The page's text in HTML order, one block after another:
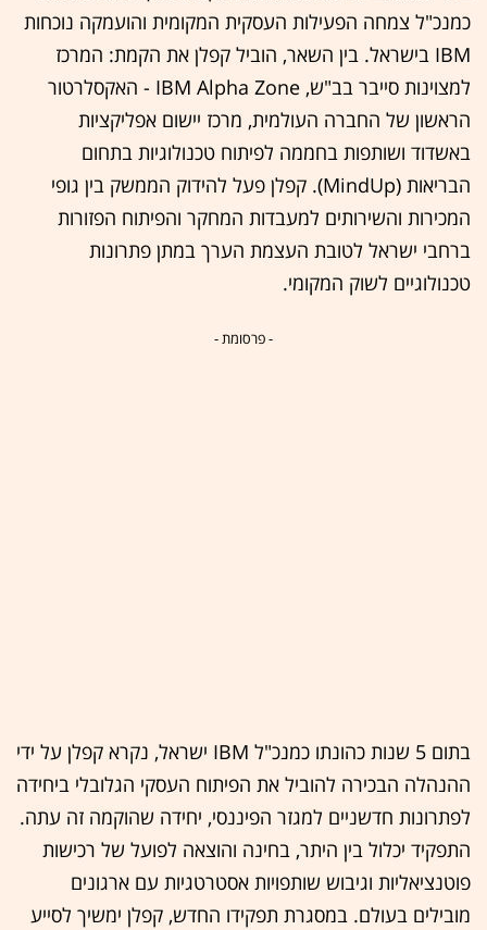
כמנכ"ל צמחה הפעילות העסקית המקומית והועמקה נוכחות
IBM בישראל. בין השאר, הוביל קפלן את הקמת: המרכז
למצוינות סייבר בב"ש, IBM Alpha Zone - האקסלרטור
הראשון של החברה העולמית, מרכז יישום אפליקציות
באשדוד ושותפות בחממה לפיתוח טכנולוגיות בתחום
הבריאות (MindUp). קפלן פעל להידוק הממשק בין גופי
המכירות והשירותים למעבדות המחקר והפיתוח הפזורות
ברחבי ישראל לטובת העצמת הערך במתן פתרונות
טכנולוגיים לשוק המקומי.
- פרסומת -
בתום 5 שנות כהונתו כמנכ"ל IBM ישראל, נקרא קפלן על ידי
ההנהלה הבכירה להוביל את הפיתוח העסקי הגלובלי ביחידה
לפתרונות חדשניים למגזר הפיננסי, יחידה שהוקמה זה עתה.
התפקיד יכלול בין היתר, בחינה והוצאה לפועל של רכישות
פוטנציאליות וגיבוש שותפויות אסטרטגיות עם ארגונים
מובילים בעולם. במסגרת תפקידו החדש, קפלן ימשיך לסייע